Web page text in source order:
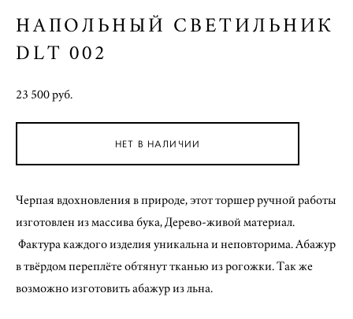
НАПОЛЬНЫЙ СВЕТИЛЬНИК
DLT 002
23 500 pуб.
НЕТ В НАЛИЧИИ
Черпая вдохновления в природе, этот торшер ручной работы
изготовлен из массива бука, Дерево-живой материал.
Фактура каждого изделия уникальна и неповторима. Абажур
в твёрдом переплёте обтянут тканью из рогожки. Так же
возможно изготовить абажур из льна.